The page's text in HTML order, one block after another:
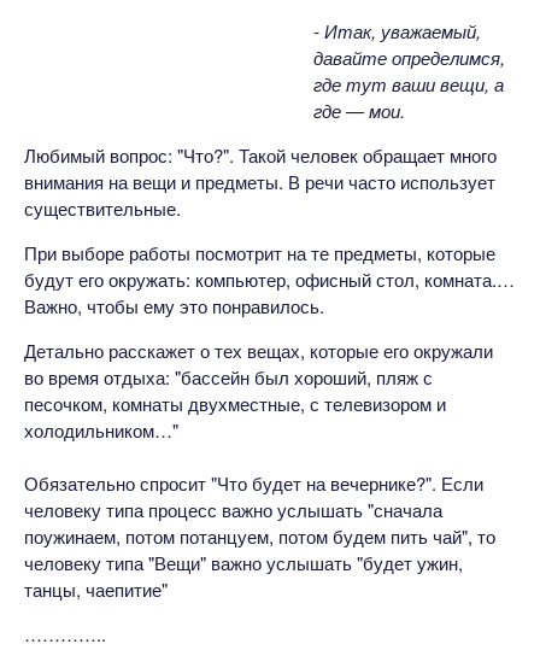
- Итак, уважаемый,
давайте определимся,
где тут ваши вещи, а
где — мои.
Любимый вопрос: "Что?". Такой человек обращает много
внимания на вещи и предметы. В речи часто использует
существительные.
При выборе работы посмотрит на те предметы, которые
будут его окружать: компьютер, офисный стол, комната.…
Важно, чтобы ему это понравилось.
Детально расскажет о тех вещах, которые его окружали
во время отдыха: "бассейн был хороший, пляж с
песочком, комнаты двухместные, с телевизором и
холодильником…"
Обязательно спросит "Что будет на вечернике?". Если
человеку типа процесс важно услышать "сначала
поужинаем, потом потанцуем, потом будем пить чай", то
человеку типа "Вещи" важно услышать "будет ужин,
танцы, чаепитие"
…………..